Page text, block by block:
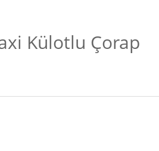
Külotlu Çorap